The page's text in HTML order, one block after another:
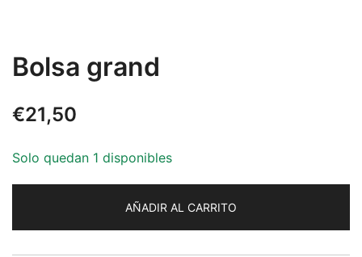
Bolsa grand
€21,50
Solo quedan 1 disponibles
AÑADIR AL CARRITO